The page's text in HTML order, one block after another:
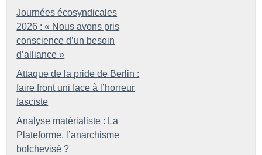
Journées écosyndicales
2026 : « Nous avons pris
conscience d’un besoin
d’alliance »
Attaque de la pride de Berlin :
faire front uni face à l’horreur
fasciste
Analyse matérialiste : La
Plateforme, l’anarchisme
bolchevisé ?